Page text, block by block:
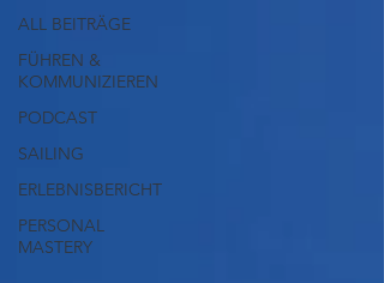
ALL BEITRÄGE
FÜHREN &
KOMMUNIZIEREN
PODCAST
SAILING
ERLEBNISBERICHT
PERSONAL
MASTERY